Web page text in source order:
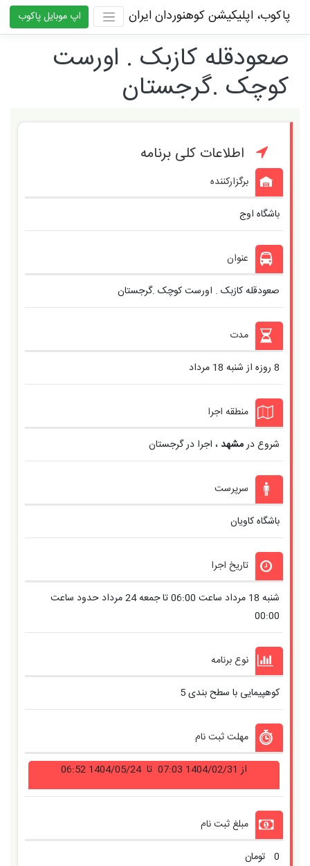
پاکوب، اپلیکیشن کوهنوردان ایران اپ موبایل پاکوب
صعودقله کازبک . اورست
کوچک .گرجستان
اطلاعات کلی برنامه
برگزارکننده
باشگاه اوج
عنوان
صعودقله کازبک . اورست کوچک .گرجستان
مدت
8 روزه از شنبه 18 مرداد
منطقه اجرا
شروع درمشهد، اجرا در گرجستان
سرپرست
باشگاه کاویان
تاریخ اجرا
شنبه 18 مرداد ساعت 06:00 تا جمعه 24 مرداد حدود ساعت
00:00
نوع برنامه
کوهپیمایی با سطح بندی5
مهلت ثبت نام
از 1404/02/31 07:03 تا 1404/05/24 06:52
مبلغ ثبت نام
0 تومان